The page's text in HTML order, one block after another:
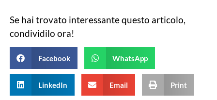
Se hai trovato interessante questo articolo,
condividilo ora!
Facebook WhatsApp
LinkedIn Email Print